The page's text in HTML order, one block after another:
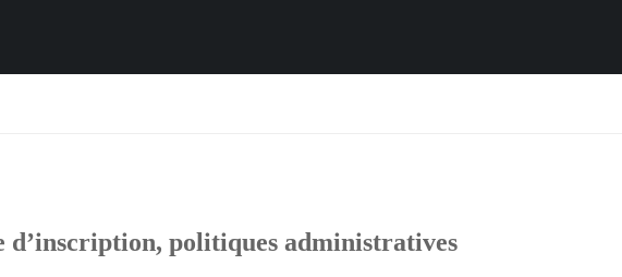
d’inscription, politiques administratives